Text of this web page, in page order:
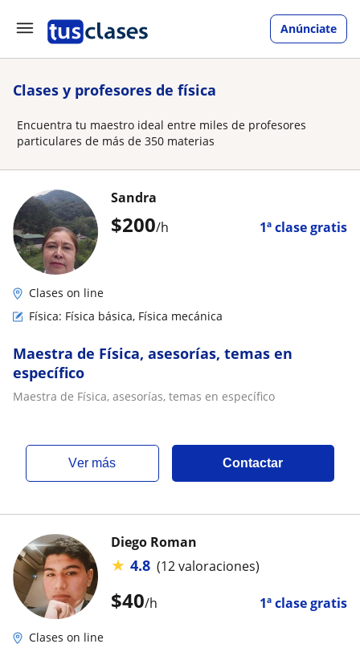
Anúnciate
Clases y profesores de física
Encuentra tu maestro ideal entre miles de profesores
particulares de más de 350 materias
$200/h 1ª clase gratis
Sandra
Clases on line
Física: Física básica, Física mecánica
Maestra de Física, asesorías, temas en
específico
Maestra de Física, asesorías, temas en específico
ver más Contactar
$40/h 1ª clase gratis
Diego Roman
★ 4.8 (12 valoraciones)
Clases on line